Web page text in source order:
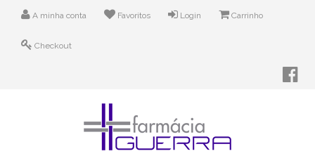
A minha conta Favoritos Login Carrinho
Checkout